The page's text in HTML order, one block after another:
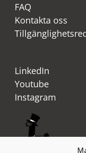
FAQ
Kontakta oss
LinkedIn
Youtube
Instagram